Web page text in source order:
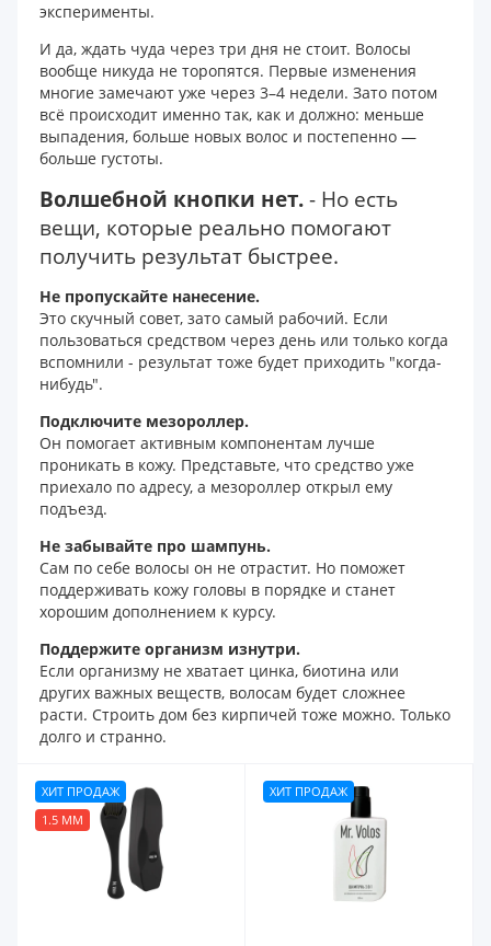
эксперименты.
И да, ждать чуда через три дня не стоит. Волосы
вообще никуда не торопятся. Первые изменения
многие замечают уже через 3–4 недели. Зато потом
всё происходит именно так, как и должно: меньше
выпадения, больше новых волос и постепенно —
больше густоты.
Волшебной кнопки нет. - Но есть
вещи, которые реально помогают
получить результат быстрее.
Не пропускайте нанесение.
Это скучный совет, зато самый рабочий. Если
пользоваться средством через день или только когда
вспомнили - результат тоже будет приходить "когда-
нибудь".
Подключите мезороллер.
Он помогает активным компонентам лучше
проникать в кожу. Представьте, что средство уже
приехало по адресу, а мезороллер открыл ему
подъезд.
Не забывайте про шампунь.
Сам по себе волосы он не отрастит. Но поможет
поддерживать кожу головы в порядке и станет
хорошим дополнением к курсу.
Поддержите организм изнутри.
Если организму не хватает цинка, биотина или
других важных веществ, волосам будет сложнее
расти. Строить дом без кирпичей тоже можно. Только
долго и странно.
ХИТ ПРОДАЖ
1.5 ММ
ХИТ ПРОДАЖ